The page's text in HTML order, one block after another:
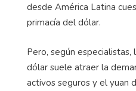
desde América Latina
primacía del dólar.
Pero, según
dólar suele atraer la
activos seguros y el yuan